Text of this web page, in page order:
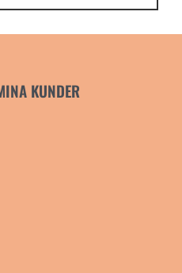
KUNDER